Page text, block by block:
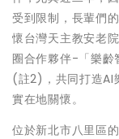
受到限制，長輩們
懷台灣天主教安老
圈合作夥伴-「樂齡
(註2)，共同打造AI
實在地關懷。
位於新北市八里區